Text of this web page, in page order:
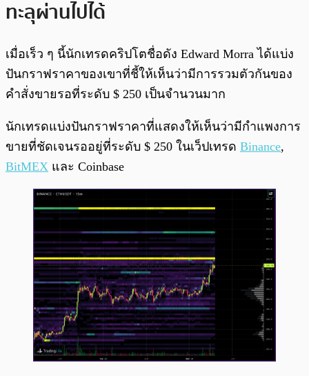
ทะลุผ่านไปได้
เมื่อเร็ว ๆ นี้นักเทรดคริปโตชื่อดัง Edward Morra ได้แบ่ง
ปันกราฟราคาของเขาที่ชี้ให้เห็นว่ามีการรวมตัวกันของ
คำสั่งขายรอที่ระดับ $ 250 เป็นจำนวนมาก
นักเทรดแบ่งปันกราฟราคาที่แสดงให้เห็นว่ามีกำแพงการ
ขายที่ชัดเจนรออยู่ที่ระดับ $ 250 ในเว็ปเทรด Binance,
BitMEX และ Coinbase